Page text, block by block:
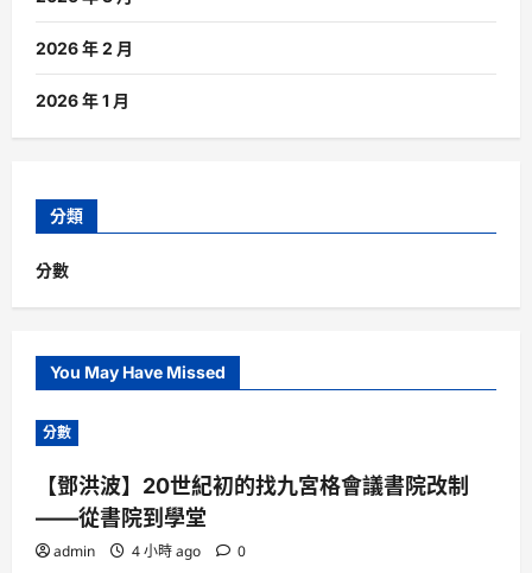
2026 年 2 月
2026 年 1 月
分類
分數
You May Have Missed
分數
【鄧洪波】20世紀初的找九宮格會議書院改制
——從書院到學堂
admin 4 小時 ago 0